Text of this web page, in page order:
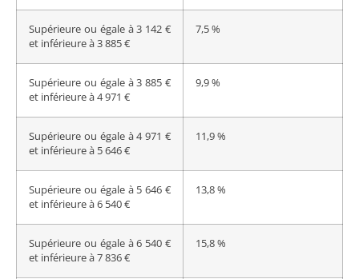
Supérieure ou égale à 3 142 €
et inférieure à 3 885 €
7,5 %
Supérieure ou égale à 3 885 €
et inférieure à 4 971 €
9,9 %
Supérieure ou égale à 4 971 €
et inférieure à 5 646 €
11,9 %
Supérieure ou égale à 5 646 €
et inférieure à 6 540 €
13,8 %
Supérieure ou égale à 6 540 €
et inférieure à 7 836 €
15,8 %